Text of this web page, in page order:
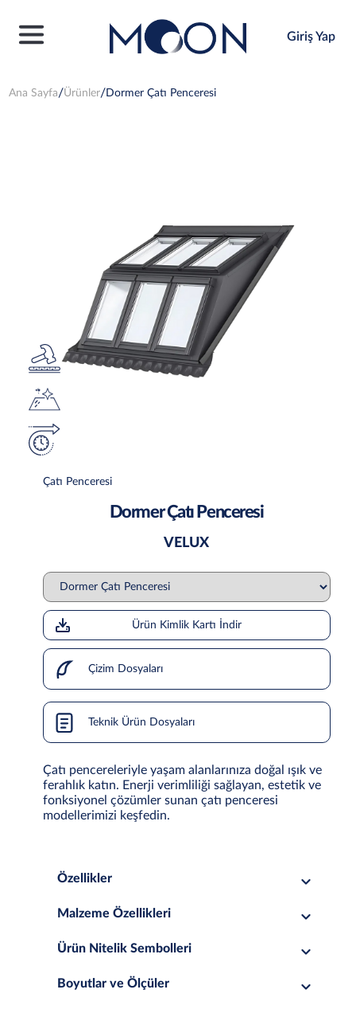
Giriş Yap
Ana Sayfa Ürünler Dormer Çatı Penceresi
Çatı Penceresi
Dormer Çatı Penceresi
VELUX
Ürün Kimlik Kartı İndir
Çizim Dosyaları
Teknik Ürün Dosyaları
Çatı pencereleriyle yaşam alanlarınıza doğal ışık ve
ferahlık katın. Enerji verimliliği sağlayan, estetik ve
fonksiyonel çözümler sunan çatı penceresi
modellerimizi keşfedin.
Özellikler
Malzeme Özellikleri
Ürün Nitelik Sembolleri
Boyutlar ve Ölçüler